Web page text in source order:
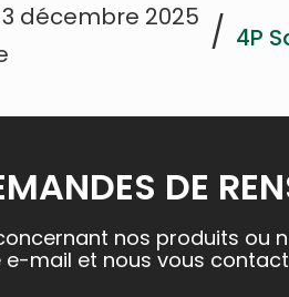
décembre 2025 / 4P
DE
nos produits ou
mail et nous vous